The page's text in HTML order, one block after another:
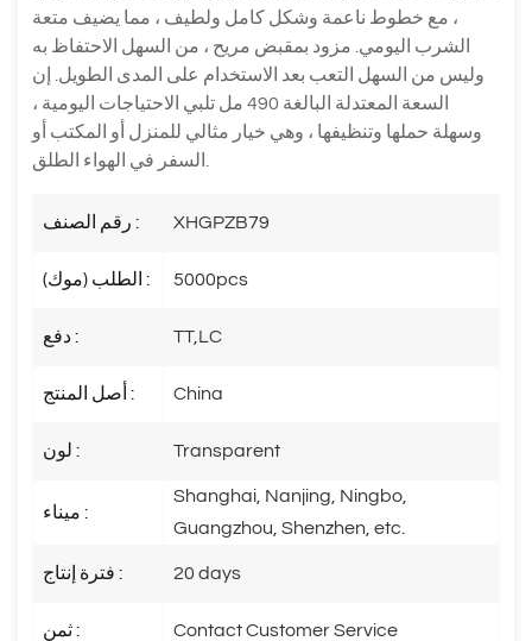
، مع خطوط ناعمة وشكل كامل ولطيف ، مما يضيف متعة
الشرب اليومي. مزود بمقبض مريح ، من السهل الاحتفاظ به
وليس من السهل التعب بعد الاستخدام على المدى الطويل. إن
السعة المعتدلة البالغة 490 مل تلبي الاحتياجات اليومية ،
وسهلة حملها وتنظيفها ، وهي خيار مثالي للمنزل أو المكتب أو
السفر في الهواء الطلق.
رقم الصنف : XHGPZB79
الطلب (موك) : 5000pcs
دفع : TT,LC
أصل المنتج : China
لون : Transparent
ميناء :
Shanghai, Nanjing, Ningbo,
Guangzhou, Shenzhen, etc.
فترة إنتاج : 20 days
ثمن : Contact Customer Service